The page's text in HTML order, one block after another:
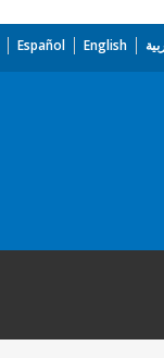
English
Español